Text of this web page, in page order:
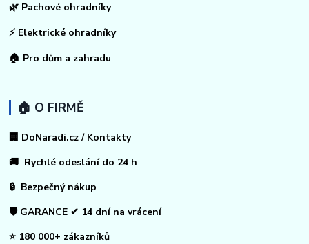
🌿 Pachové ohradníky
⚡ Elektrické ohradníky
🏠 Pro dům a zahradu
🏠 O FIRMĚ
🏢 DoNaradi.cz / Kontakty
🚚 Rychlé odeslání do 24 h
🔒 Bezpečný nákup
🛡️ GARANCE ✔ 14 dní na vrácení
⭐ 180 000+ zákazníků